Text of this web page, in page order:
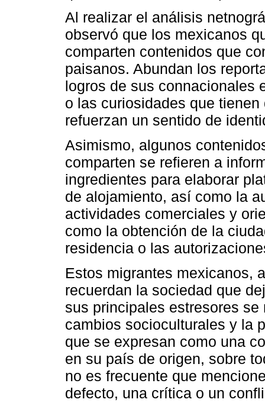
Al realizar el análisis
observó que los mexicanos
comparten contenidos que
paisanos. Abundan los
logros de sus connacionales
o las curiosidades que
refuerzan un sentido de
Asimismo, algunos
comparten se refieren a
ingredientes para elaborar
de alojamiento, así como la
actividades comerciales y
como la obtención de la
residencia o las
Estos migrantes mexicanos,
recuerdan la sociedad que
sus principales estresores
cambios socioculturales y la
que se expresan como una
en su país de origen, sobre
no es frecuente que
defecto, una crítica o un